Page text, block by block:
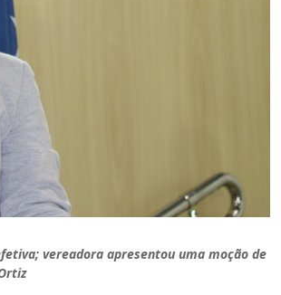
vereadora apresentou uma moção de